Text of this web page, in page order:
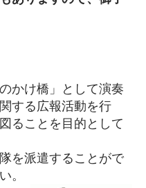
かけ橋」として演奏
する広報活動を行
ることを目的として
を派遣することがで
。